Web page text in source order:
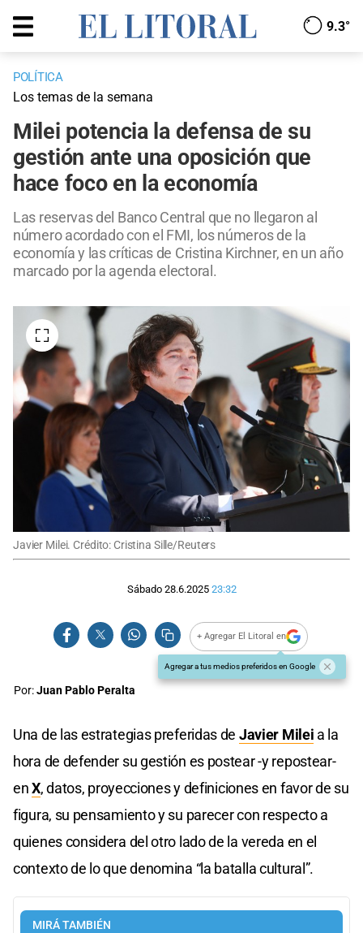
9.3°
POLÍTICA
Los temas de la semana
Milei potencia la defensa de su
gestión ante una oposición que
hace foco en la economía
Las reservas del Banco Central que no llegaron al
número acordado con el FMI, los números de la
economía y las críticas de Cristina Kirchner, en un año
marcado por la agenda electoral.
Javier Milei. Crédito: Cristina Sille/Reuters
Sábado 28.6.2025 23:32
+ Agregar El Litoral en
Agregar a tus medios preferidos en Google
Por:Juan Pablo Peralta
Una de las estrategias preferidas de Javier Milei a la
hora de defender su gestión es postear -y repostear-
enX, datos, proyecciones y definiciones en favor de su
figura, su pensamiento y su parecer con respecto a
quienes considera del otro lado de la vereda en el
contexto de lo que denomina “la batalla cultural”.
MIRÁ TAMBIÉN